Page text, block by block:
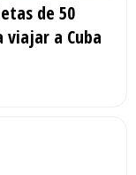
de 50
a Cuba